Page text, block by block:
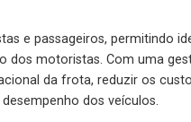
e passageiros, permitindo
dos motoristas. Com uma
da frota, reduzir os
dos veículos.